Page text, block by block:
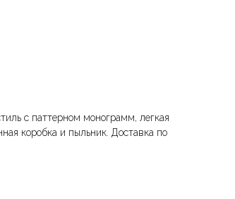
с паттерном монограмм, легкая
коробка и пыльник. Доставка по